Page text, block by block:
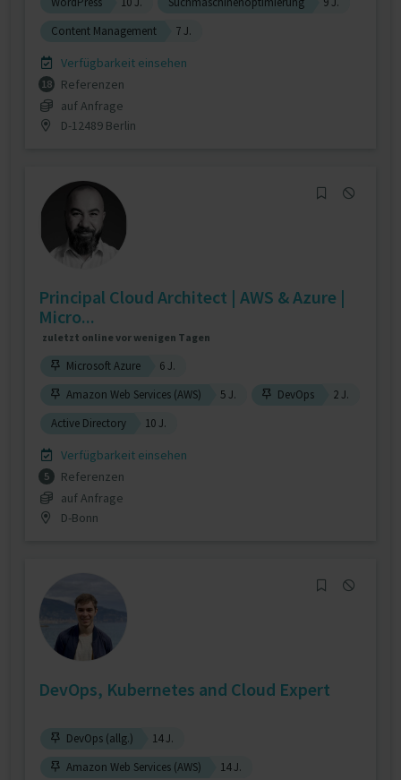
Content Management
7 J.
Verfügbarkeit einsehen
18
Referenzen
auf Anfrage
D-12489 Berlin
Principal Cloud Architect | AWS & Azure |
Micro...
zuletzt online vor wenigen Tagen
Microsoft Azure
6 J.
Amazon Web Services (AWS)
5 J. DevOps
2 J.
Active Directory
10 J.
Verfügbarkeit einsehen
5
Referenzen
auf Anfrage
D-Bonn
DevOps, Kubernetes and Cloud Expert
DevOps (allg.)
14 J.
Amazon Web Services (AWS)
14 J.